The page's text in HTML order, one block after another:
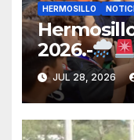
HERMOSILLO
2026.-
operativo
atención
JUL 28, 2026